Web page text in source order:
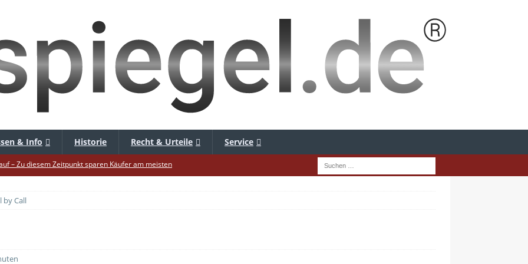
& Info Historie Recht & Urteile Service
– Zu diesem Zeitpunkt sparen Käufer am meisten
startet – Diese neuen Regeln gelten ab morgen
by Call